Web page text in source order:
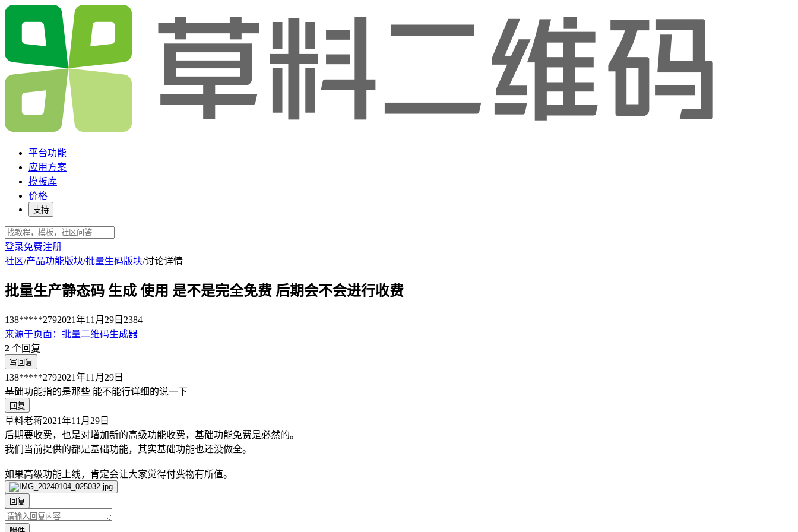
平台功能
应用方案
模板库
价格
支持
登录免费注册
社区/产品功能版块/批量生码版块/讨论详情
批量生产静态码 生成 使用 是不是完全免费 后期会不会进行收费
138*****2792021年11月29日 2384
来源于页面 ： 批量二维码生成器
2 个回复
写回复
138*****2792021年11月29日
基础功能指的是那些 能不能行详细的说一下
回复
草料老蒋2021年11月29日
后期要收费，也是对增加新的高级功能收费，基础功能免费是必然的。
我们当前提供的都是基础功能，其实基础功能也还没做全。
如果高级功能上线，肯定会让大家觉得付费物有所值。
回复